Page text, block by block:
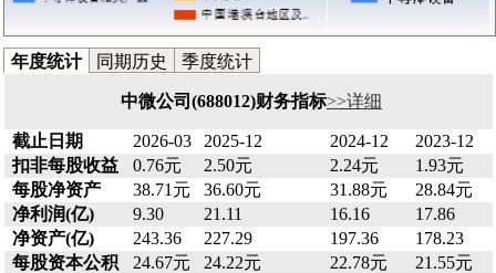
年度统计 同期历史 季度统计
中微公司(688012)财务指标>>详细
截止日期 2026-03 2025-12 2024-12
2023-12
扣非每股收益
0.76元 2.50元 2.24元
1.93元
每股净资产
38.71元 36.60元 31.88元
28.84元
净利润(亿)
9.30 21.11 16.16
17.86
净资产(亿)
243.36 227.29 197.36
178.23
每股资本公积
24.67元 24.22元 22.78元
21.55元